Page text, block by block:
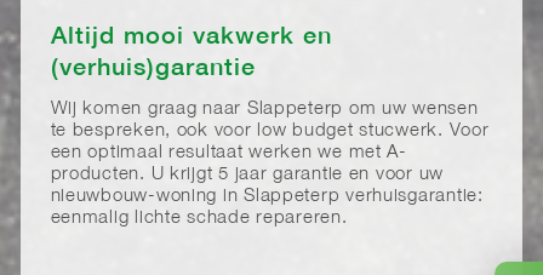
Altijd mooi vakwerk en
(verhuis)garantie
Wij komen graag naar Slappeterp om uw wensen
te bespreken, ook voor low budget stucwerk. Voor
een optimaal resultaat werken we met A-
producten. U krijgt 5 jaar garantie en voor uw
nieuwbouw-woning in Slappeterp verhuisgarantie:
eenmalig lichte schade repareren.